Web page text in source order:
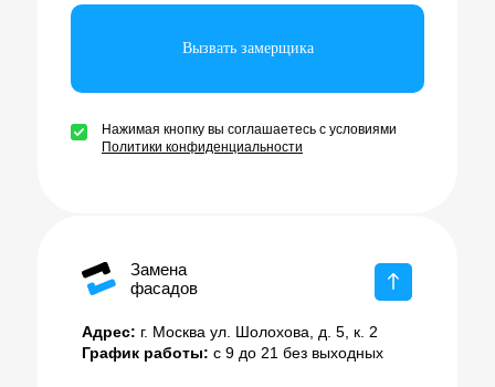
Вызвать замерщика
Нажимая кнопку вы соглашаетесь с условиями
Политики конфиденциальности
Адрес: г. Москва ул. Шолохова, д. 5, к. 2
График работы: с 9 до 21 без выходных
Замена
фасадов